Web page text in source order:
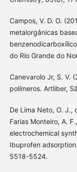
Campos, V. D. O.
metalorgânicas
do Rio Grande do
Canevarolo Jr, S. V.
polímeros. Artliber,
De Lima Neto, O. J.,
Farias Monteiro, A.
electrochemical
Ibuprofen
5518-5524.